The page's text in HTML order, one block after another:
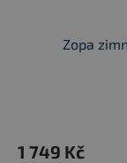
Zopa
1 749 Kč